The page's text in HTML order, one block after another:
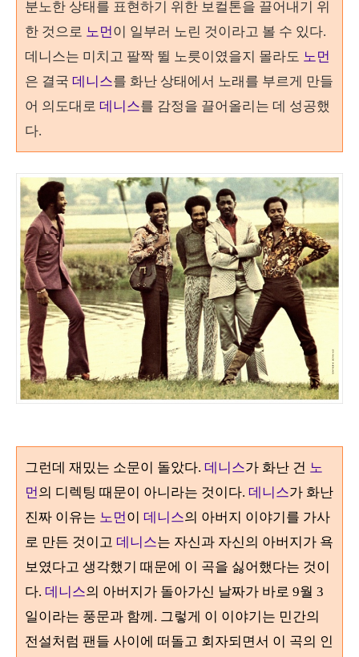
분노한 상태를 표현하기 위한 보컬톤을 끌어내기 위
한 것으로 노먼이 일부러 노린 것이라고 볼 수 있다.
데니스는 미치고 팔짝 뛸 노릇이였을지 몰라도 노먼
은 결국 데니스를 화난 상태에서 노래를 부르게 만들
어 의도대로 데니스를 감정을 끌어올리는 데 성공했
다.
그런데 재밌는 소문이 돌았다. 데니스가 화난 건 노
먼 의 디렉팅 때문이 아니라는 것이다. 데니스가 화난
진짜 이유는 노먼 이 데니스의 아버지 이야기를 가사
로 만든 것이고 데니스는 자신과 자신의 아버지가 욕
보였다고 생각했기 때문에 이 곡을 싫어했다는 것이
다. 데니스의 아버지가 돌아가신 날짜가 바로 9월 3
일이라는 풍문과 함께 . 그렇게 이 이야기는 민간의
전설처럼 팬들 사이에 떠돌고 회자되면서 이 곡의 인